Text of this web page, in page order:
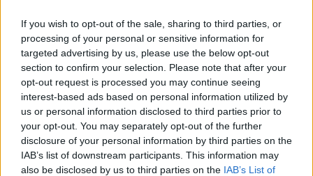
If you wish to opt-out of the sale, sharing to third parties, or
processing of your personal or sensitive information for
targeted advertising by us, please use the below opt-out
section to confirm your selection. Please note that after your
opt-out request is processed you may continue seeing
interest-based ads based on personal information utilized by
us or personal information disclosed to third parties prior to
your opt-out. You may separately opt-out of the further
disclosure of your personal information by third parties on the
IAB’s list of downstream participants. This information may
also be disclosed by us to third parties on the IAB’s List of
hóspedes e não hóspedes.
Para mais informações, envie ume-mailparahostess-
dourovalley@sixsenses.com.
Foto: SSDV.
TÓPICOS RELACIONADOS:
CONTEÚDO PUBLICITÁRIO
DESTAQUE
GARDEN MARKET
GASTRONOMIA
SIX SENSES DOURO VALLEY
TURISMO
tarefas inacabadas permanecem ativas na memória e
aumentam a sensação de sobrecarga, enquanto o stress
prolongado pode elevar os níveis de cortisol e
prejudicar o desempenho cognitivo.
Fabiano de Abreu Agrela Rodrigues ressalta que não há
evidências de que o ambiente digital provoque mudanças
genéticas na espécie humana. A adaptação observada,
afirma, ocorre por meio da neuroplasticidade, processo
ATUALIDADE
“Millennium Estoril Open 2026”
regressou ao circuito ATP com
vitória do francês Luca Van Assche
Publicado on
07/08/2026
Por Ígor Lopes